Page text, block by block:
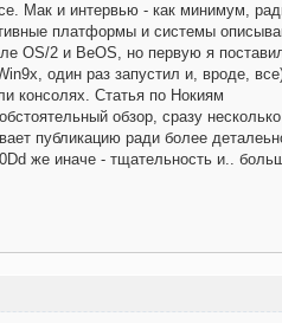
Мак и интервью - как минимум,
платформы и системы
OS/2 и BeOS, но первую я
один раз запустил и, вроде,
консолях. Статья по Нокиям
обзор, сразу несколько
публикацию ради более
же иначе - тщательность и..